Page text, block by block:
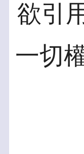
欲引
一切